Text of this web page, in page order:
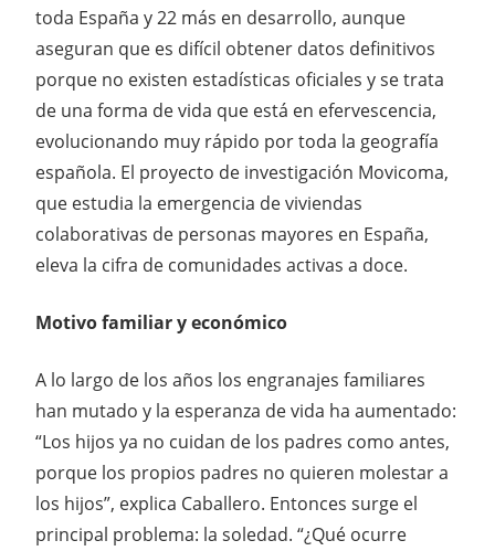
toda España y 22 más en desarrollo, aunque
aseguran que es difícil obtener datos definitivos
porque no existen estadísticas oficiales y se trata
de una forma de vida que está en efervescencia,
evolucionando muy rápido por toda la geografía
española. El proyecto de investigación Movicoma,
que estudia la emergencia de viviendas
colaborativas de personas mayores en España,
eleva la cifra de comunidades activas a doce.
Motivo familiar y económico
A lo largo de los años los engranajes familiares
han mutado y la esperanza de vida ha aumentado:
“Los hijos ya no cuidan de los padres como antes,
porque los propios padres no quieren molestar a
los hijos”, explica Caballero. Entonces surge el
principal problema: la soledad. “¿Qué ocurre